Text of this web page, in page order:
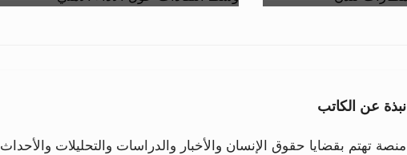
نبذة عن الكاتب
منصة تهتم بقضايا حقوق الإنسان والأخبار والدراسات والتحليلات والأحداث